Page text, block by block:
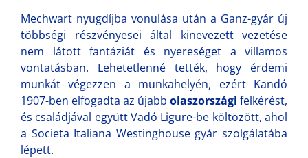
Mechwart nyugdíjba vonulása után a Ganz-gyár új
többségi részvényesei által kinevezett vezetése
nem látott fantáziát és nyereséget a villamos
vontatásban. Lehetetlenné tették, hogy érdemi
munkát végezzen a munkahelyén, ezért Kandó
1907-ben elfogadta az újabb olaszországi felkérést,
és családjával együtt Vadó Ligure-be költözött, ahol
a Societa Italiana Westinghouse gyár szolgálatába
lépett.